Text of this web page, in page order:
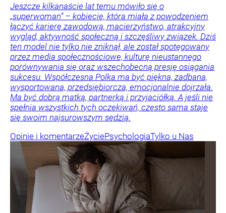
Jeszcze kilkanaście lat temu mówiło się o
„superwoman” – kobiecie, która miała z powodzeniem
łączyć karierę zawodową, macierzyństwo, atrakcyjny
wygląd, aktywność społeczną i szczęśliwy związek. Dziś
ten model nie tylko nie zniknął, ale został spotęgowany
przez media społecznościowe, kulturę nieustannego
porównywania się oraz wszechobecną presję osiągania
sukcesu. Współczesna Polka ma być piękna, zadbana,
wysportowana, przedsiębiorcza, emocjonalnie dojrzała.
Ma być dobrą matką, partnerką i przyjaciółką. A jeśli nie
spełnia wszystkich tych oczekiwań, często sama staje
się swoim najsurowszym sędzią.
Opinie i komentarzeŻyciePsychologiaTylko u Nas